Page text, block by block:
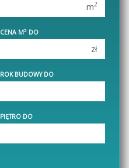
3 pokoje
4 pokoje
6 pokoi
m2
CENA M2 DO
zł
ROK BUDOWY DO
PIĘTRO DO